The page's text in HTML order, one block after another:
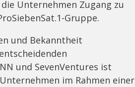
Unternehmen Zugang zu
Gruppe.
und Bekanntheit
und SevenVentures ist
im Rahmen einer